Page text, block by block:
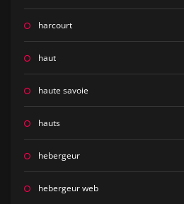
harcourt
haut
haute savoie
hauts
hebergeur
hebergeur web